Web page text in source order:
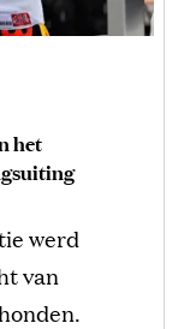
het
werd
van